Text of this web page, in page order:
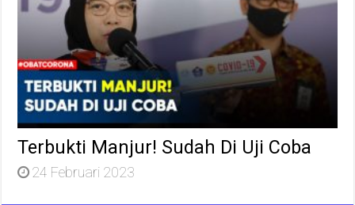
Terbukti Manjur! Sudah Di Uji Coba
24 Februari 2023